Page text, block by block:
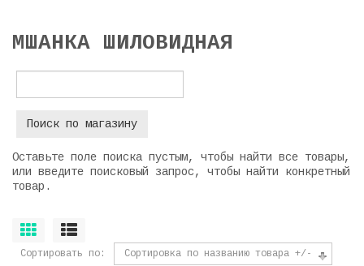
МШАНКА ШИЛОВИДНАЯ
Оставьте поле поиска пустым, чтобы найти все товары,
или введите поисковый запрос, чтобы найти конкретный
товар.
Сортировать по Сортировка по названию товара +/-